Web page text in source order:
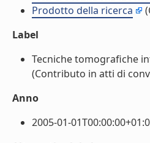
Prodotto della ricerca
Label
Tecniche tomografiche
(Contributo in atti di
Anno
2005-01-